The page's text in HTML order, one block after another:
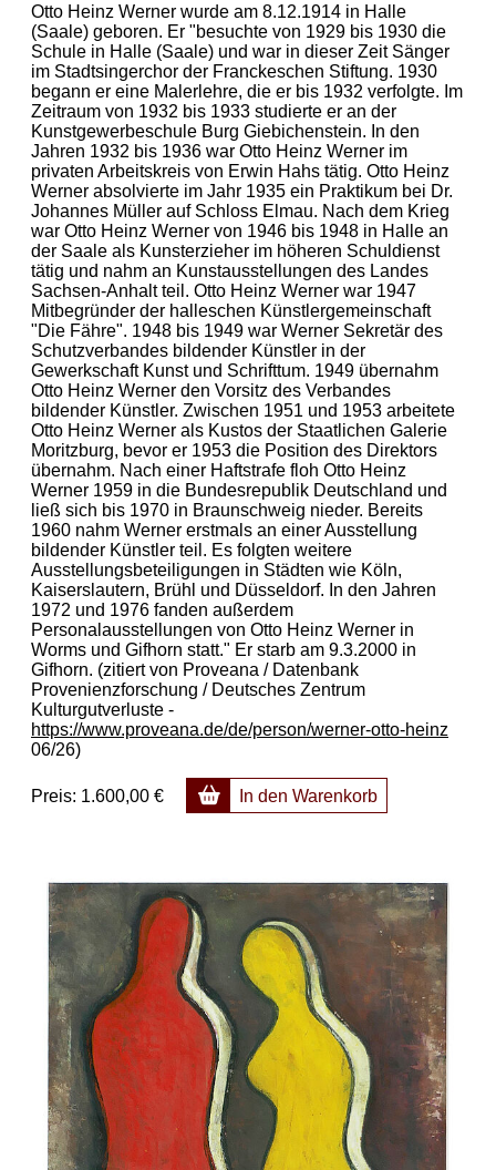
Otto Heinz Werner wurde am 8.12.1914 in Halle
(Saale) geboren. Er "besuchte von 1929 bis 1930 die
Schule in Halle (Saale) und war in dieser Zeit Sänger
im Stadtsingerchor der Franckeschen Stiftung. 1930
begann er eine Malerlehre, die er bis 1932 verfolgte. Im
Zeitraum von 1932 bis 1933 studierte er an der
Kunstgewerbeschule Burg Giebichenstein. In den
Jahren 1932 bis 1936 war Otto Heinz Werner im
privaten Arbeitskreis von Erwin Hahs tätig. Otto Heinz
Werner absolvierte im Jahr 1935 ein Praktikum bei Dr.
Johannes Müller auf Schloss Elmau. Nach dem Krieg
war Otto Heinz Werner von 1946 bis 1948 in Halle an
der Saale als Kunsterzieher im höheren Schuldienst
tätig und nahm an Kunstausstellungen des Landes
Sachsen-Anhalt teil. Otto Heinz Werner war 1947
Mitbegründer der halleschen Künstlergemeinschaft
"Die Fähre". 1948 bis 1949 war Werner Sekretär des
Schutzverbandes bildender Künstler in der
Gewerkschaft Kunst und Schrifttum. 1949 übernahm
Otto Heinz Werner den Vorsitz des Verbandes
bildender Künstler. Zwischen 1951 und 1953 arbeitete
Otto Heinz Werner als Kustos der Staatlichen Galerie
Moritzburg, bevor er 1953 die Position des Direktors
übernahm. Nach einer Haftstrafe floh Otto Heinz
Werner 1959 in die Bundesrepublik Deutschland und
ließ sich bis 1970 in Braunschweig nieder. Bereits
1960 nahm Werner erstmals an einer Ausstellung
bildender Künstler teil. Es folgten weitere
Ausstellungsbeteiligungen in Städten wie Köln,
Kaiserslautern, Brühl und Düsseldorf. In den Jahren
1972 und 1976 fanden außerdem
Personalausstellungen von Otto Heinz Werner in
Worms und Gifhorn statt." Er starb am 9.3.2000 in
Gifhorn. (zitiert von Proveana / Datenbank
Provenienzforschung / Deutsches Zentrum
Kulturgutverluste -
https://www.proveana.de/de/person/werner-otto-heinz
06/26)
Preis: 1.600,00 € In den Warenkorb